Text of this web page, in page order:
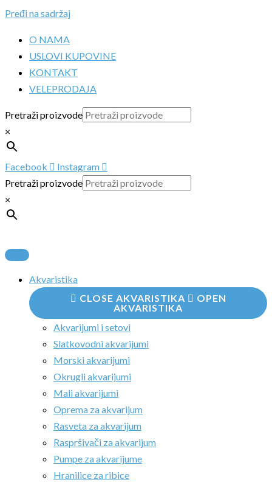
Pređi na sadržaj
O NAMA
USLOVI KUPOVINE
KONTAKT
VELEPRODAJA
Pretraži proizvode
×
Facebook
Instagram
Pretraži proizvode
×
Akvaristika
CLOSE AKVARISTIKA
OPEN
AKVARISTIKA
Akvarijumi i setovi
Slatkovodni akvarijumi
Morski akvarijumi
Okrugli akvarijumi
Mali akvarijumi
Oprema za akvarijum
Rasveta za akvarijum
Raspršivači za akvarijum
Pumpe za akvarijume
Hranilice za ribice